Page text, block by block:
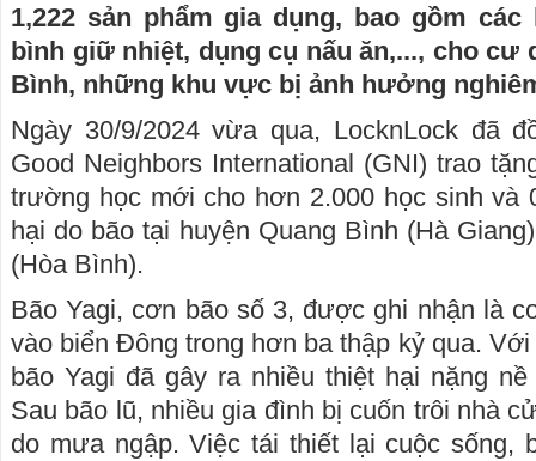
1,222 sản phẩm gia dụng, bao gồm
bình giữ nhiệt, dụng cụ nấu ăn,..., cho cư
Bình, những khu vực bị ảnh hưởng
Ngày 30/9/2024 vừa qua, LocknLock đã
Good Neighbors International (GNI) trao
trường học mới cho hơn 2.000 học sinh và
hại do bão tại huyện Quang Bình (Hà
(Hòa Bình).
Bão Yagi, cơn bão số 3, được ghi nhận là
vào biển Đông trong hơn ba thập kỷ qua.
bão Yagi đã gây ra nhiều thiệt hại nặng
Sau bão lũ, nhiều gia đình bị cuốn trôi nhà
do mưa ngập. Việc tái thiết lại cuộc sống,